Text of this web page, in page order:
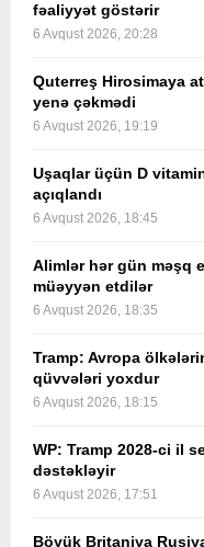
fəaliyyət göstərir
6 Avqust 2026, 20:28
Quterreş Hirosimaya
yenə çəkmədi
6 Avqust 2026, 19:19
Uşaqlar üçün D
açıqlandı
6 Avqust 2026, 18:45
Alimlər hər gün məşq
müəyyən etdilər
6 Avqust 2026, 18:35
Tramp: Avropa
qüvvələri yoxdur
6 Avqust 2026, 18:15
WP: Tramp 2028-ci il
dəstəkləyir
6 Avqust 2026, 17:51
Böyük Britaniya